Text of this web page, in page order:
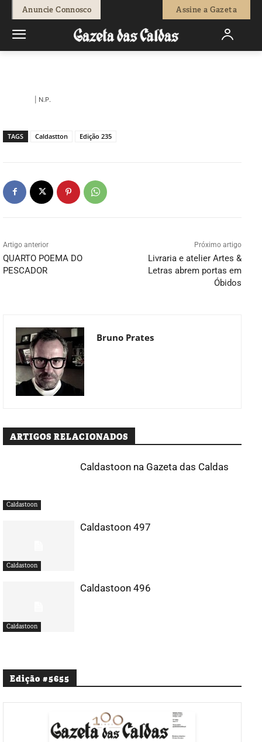
Anuncie Connosco Assine a Gazeta
Bruno Prates - 5 de Julho, 2019 0
| N.P.
TAGS Caldastton Edição 235
Artigo anterior
QUARTO POEMA DO
PESCADOR
Próximo artigo
Livraria e atelier Artes &
Letras abrem portas em
Óbidos
Bruno Prates
ARTIGOS RELACIONADOS
Caldastoon
Caldastoon na Gazeta das Caldas
Caldastoon
Caldastoon 497
Caldastoon
Caldastoon 496
Edição #5655